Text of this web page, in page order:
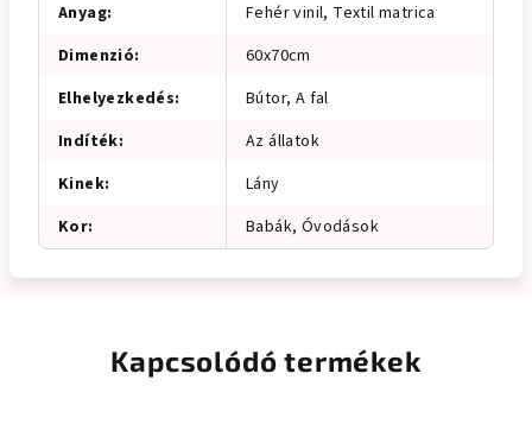
Anyag:
Fehér vinil, Textil matrica
Dimenzió:
60x70cm
Elhelyezkedés:
Bútor, A fal
Indíték:
Az állatok
Kinek:
Lány
Kor: Babák, Óvodások
Kapcsolódó termékek